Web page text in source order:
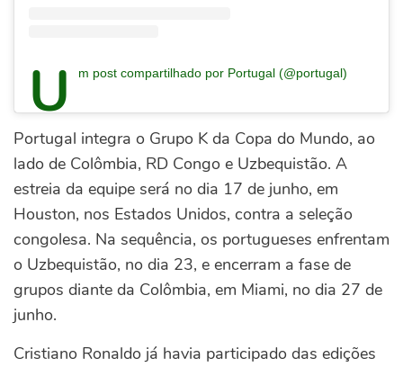
Um post compartilhado por Portugal (@portugal)
Portugal integra o Grupo K da Copa do Mundo, ao
lado de Colômbia, RD Congo e Uzbequistão. A
estreia da equipe será no dia 17 de junho, em
Houston, nos Estados Unidos, contra a seleção
congolesa. Na sequência, os portugueses enfrentam
o Uzbequistão, no dia 23, e encerram a fase de
grupos diante da Colômbia, em Miami, no dia 27 de
junho.
Cristiano Ronaldo já havia participado das edições